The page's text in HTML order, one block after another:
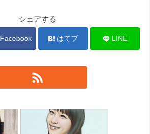
シェアする
Facebook はてブ LINE